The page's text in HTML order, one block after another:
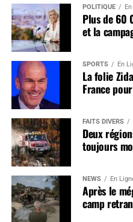
POLITIQUE
Plus de 60
et la
SPORTS En
La folie
France
FAITS DIVERS
Deux
toujours
NEWS En
Après le
camp